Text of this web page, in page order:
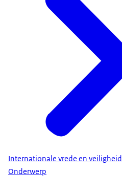
Internationale vrede en veiligheid
Onderwerp